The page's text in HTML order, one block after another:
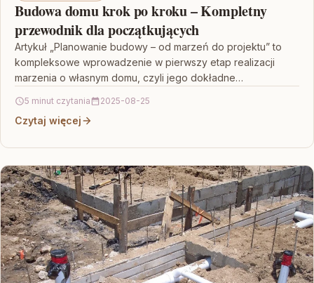
Budowa domu krok po kroku – Kompletny
przewodnik dla początkujących
Artykuł „Planowanie budowy – od marzeń do projektu” to
kompleksowe wprowadzenie w pierwszy etap realizacji
marzenia o własnym domu, czyli jego dokładne
5 minut czytania 2025-08-25
Czytaj więcej